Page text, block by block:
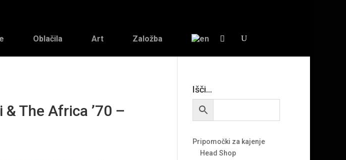
Oblačila Art Založba
& The Africa ’70 –
Išči…
Pripomočki za kajenje
Head Shop